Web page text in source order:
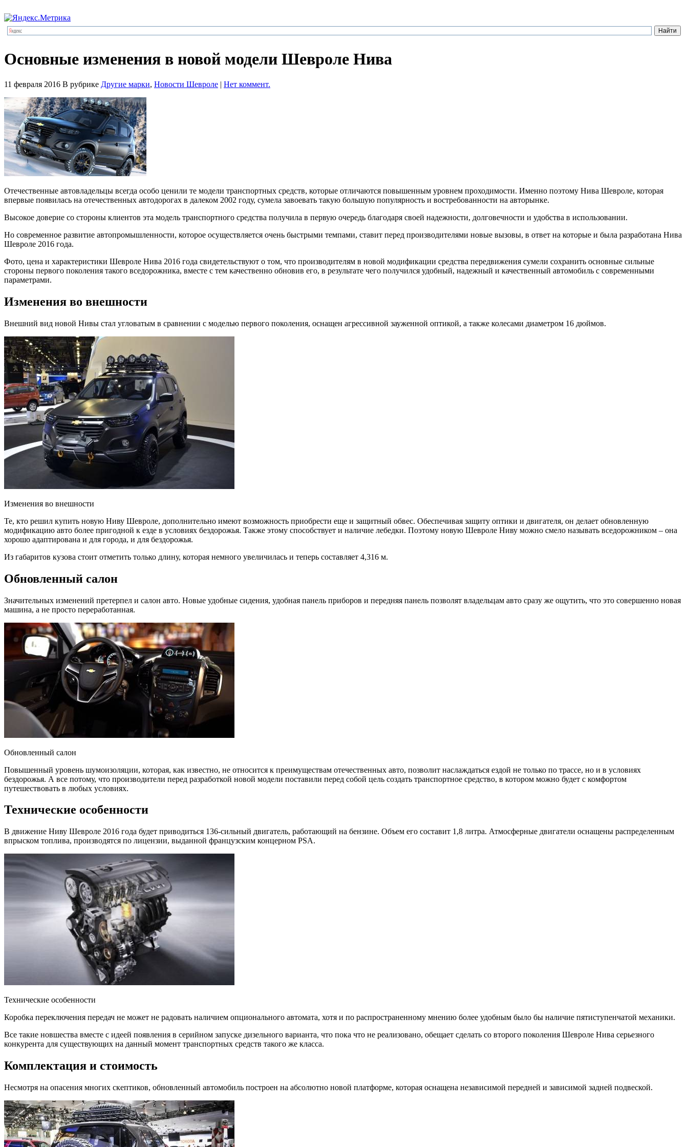
Основные изменения в новой модели Шевроле Нива
11 февраля 2016 В рубрике Другие марки, Новости Шевроле | Нет коммент.
Отечественные автовладельцы всегда особо ценили те модели транспортных средств, которые отличаются повышенным уровнем проходимости. Именно поэтому Нива Шевроле, которая
впервые появилась на отечественных автодорогах в далеком 2002 году, сумела завоевать такую большую популярность и востребованности на авторынке.
Высокое доверие со стороны клиентов эта модель транспортного средства получила в первую очередь благодаря своей надежности, долговечности и удобства в использовании.
Но современное развитие автопромышленности, которое осуществляется очень быстрыми темпами, ставит перед производителями новые вызовы, в ответ на которые и была разработана Нива
Шевроле 2016 года.
Фото, цена и характеристики Шевроле Нива 2016 года свидетельствуют о том, что производителям в новой модификации средства передвижения сумели сохранить основные сильные
стороны первого поколения такого вседорожника, вместе с тем качественно обновив его, в результате чего получился удобный, надежный и качественный автомобиль с современными
параметрами.
Изменения во внешности
Внешний вид новой Нивы стал угловатым в сравнении с моделью первого поколения, оснащен агрессивной зауженной оптикой, а также колесами диаметром 16 дюймов.
Изменения во внешности
Те, кто решил купить новую Ниву Шевроле, дополнительно имеют возможность приобрести еще и защитный обвес. Обеспечивая защиту оптики и двигателя, он делает обновленную
модификацию авто более пригодной к езде в условиях бездорожья. Также этому способствует и наличие лебедки. Поэтому новую Шевроле Ниву можно смело называть вседорожником – она
хорошо адаптирована и для города, и для бездорожья.
Из габаритов кузова стоит отметить только длину, которая немного увеличилась и теперь составляет 4,316 м.
Обновленный салон
Значительных изменений претерпел и салон авто. Новые удобные сидения, удобная панель приборов и передняя панель позволят владельцам авто сразу же ощутить, что это совершенно новая
машина, а не просто переработанная.
Обновленный салон
Повышенный уровень шумоизоляции, которая, как известно, не относится к преимуществам отечественных авто, позволит наслаждаться ездой не только по трассе, но и в условиях
бездорожья. А все потому, что производители перед разработкой новой модели поставили перед собой цель создать транспортное средство, в котором можно будет с комфортом
путешествовать в любых условиях.
Технические особенности
В движение Ниву Шевроле 2016 года будет приводиться 136-сильный двигатель, работающий на бензине. Объем его составит 1,8 литра. Атмосферные двигатели оснащены распределенным
впрыском топлива, производятся по лицензии, выданной французским концерном PSA.
Технические особенности
Коробка переключения передач не может не радовать наличием опционального автомата, хотя и по распространенному мнению более удобным было бы наличие пятиступенчатой механики.
Все такие новшества вместе с идеей появления в серийном запуске дизельного варианта, что пока что не реализовано, обещает сделать со второго поколения Шевроле Нива серьезного
конкурента для существующих на данный момент транспортных средств такого же класса.
Комплектация и стоимость
Несмотря на опасения многих скептиков, обновленный автомобиль построен на абсолютно новой платформе, которая оснащена независимой передней и зависимой задней подвеской.